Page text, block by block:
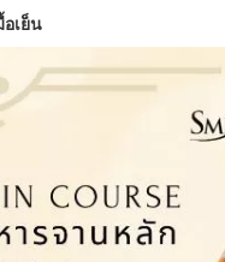
เย็น